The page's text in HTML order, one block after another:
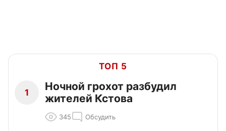
ТОП 5
1
Ночной грохот разбудил
жителей Кстова
345 Обсудить